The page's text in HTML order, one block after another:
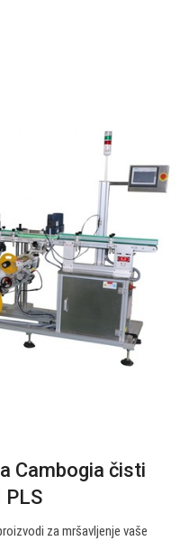
Cambogia čisti
PLS
za mršavljenje vaše